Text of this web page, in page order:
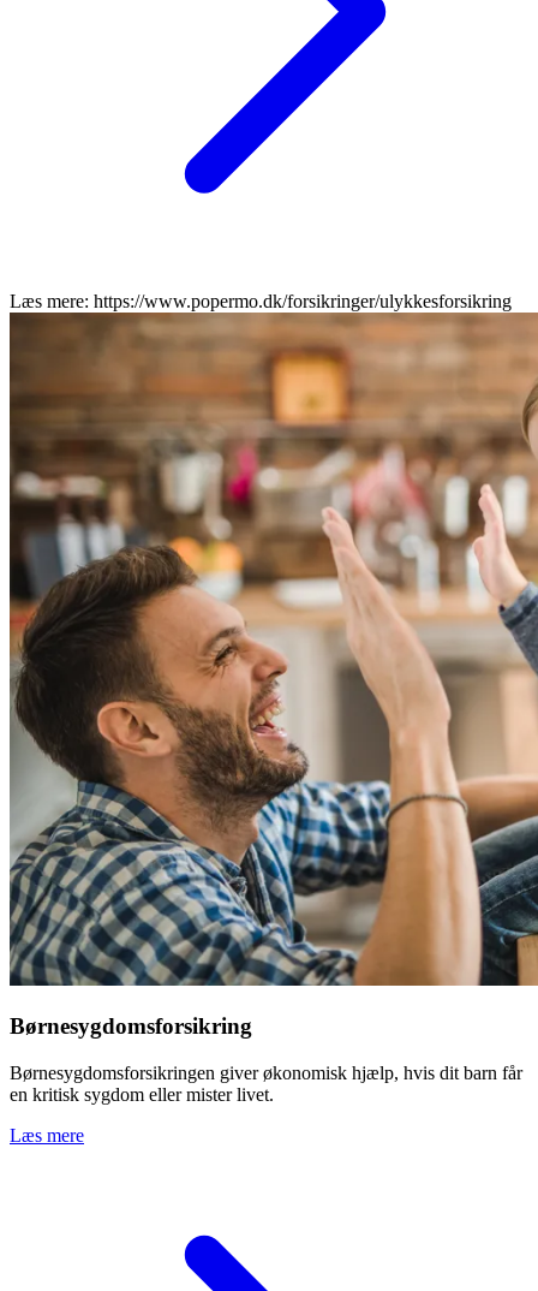
Læs mere: https://www.popermo.dk/forsikringer/ulykkesforsikring
Børnesygdomsforsikring
Børnesygdomsforsikringen giver økonomisk hjælp, hvis dit barn får
en kritisk sygdom eller mister livet.
Læs mere